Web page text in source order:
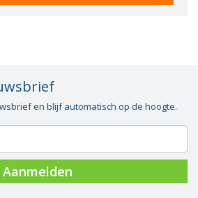
en blijf automatisch op de hoogte.
Aanmelden